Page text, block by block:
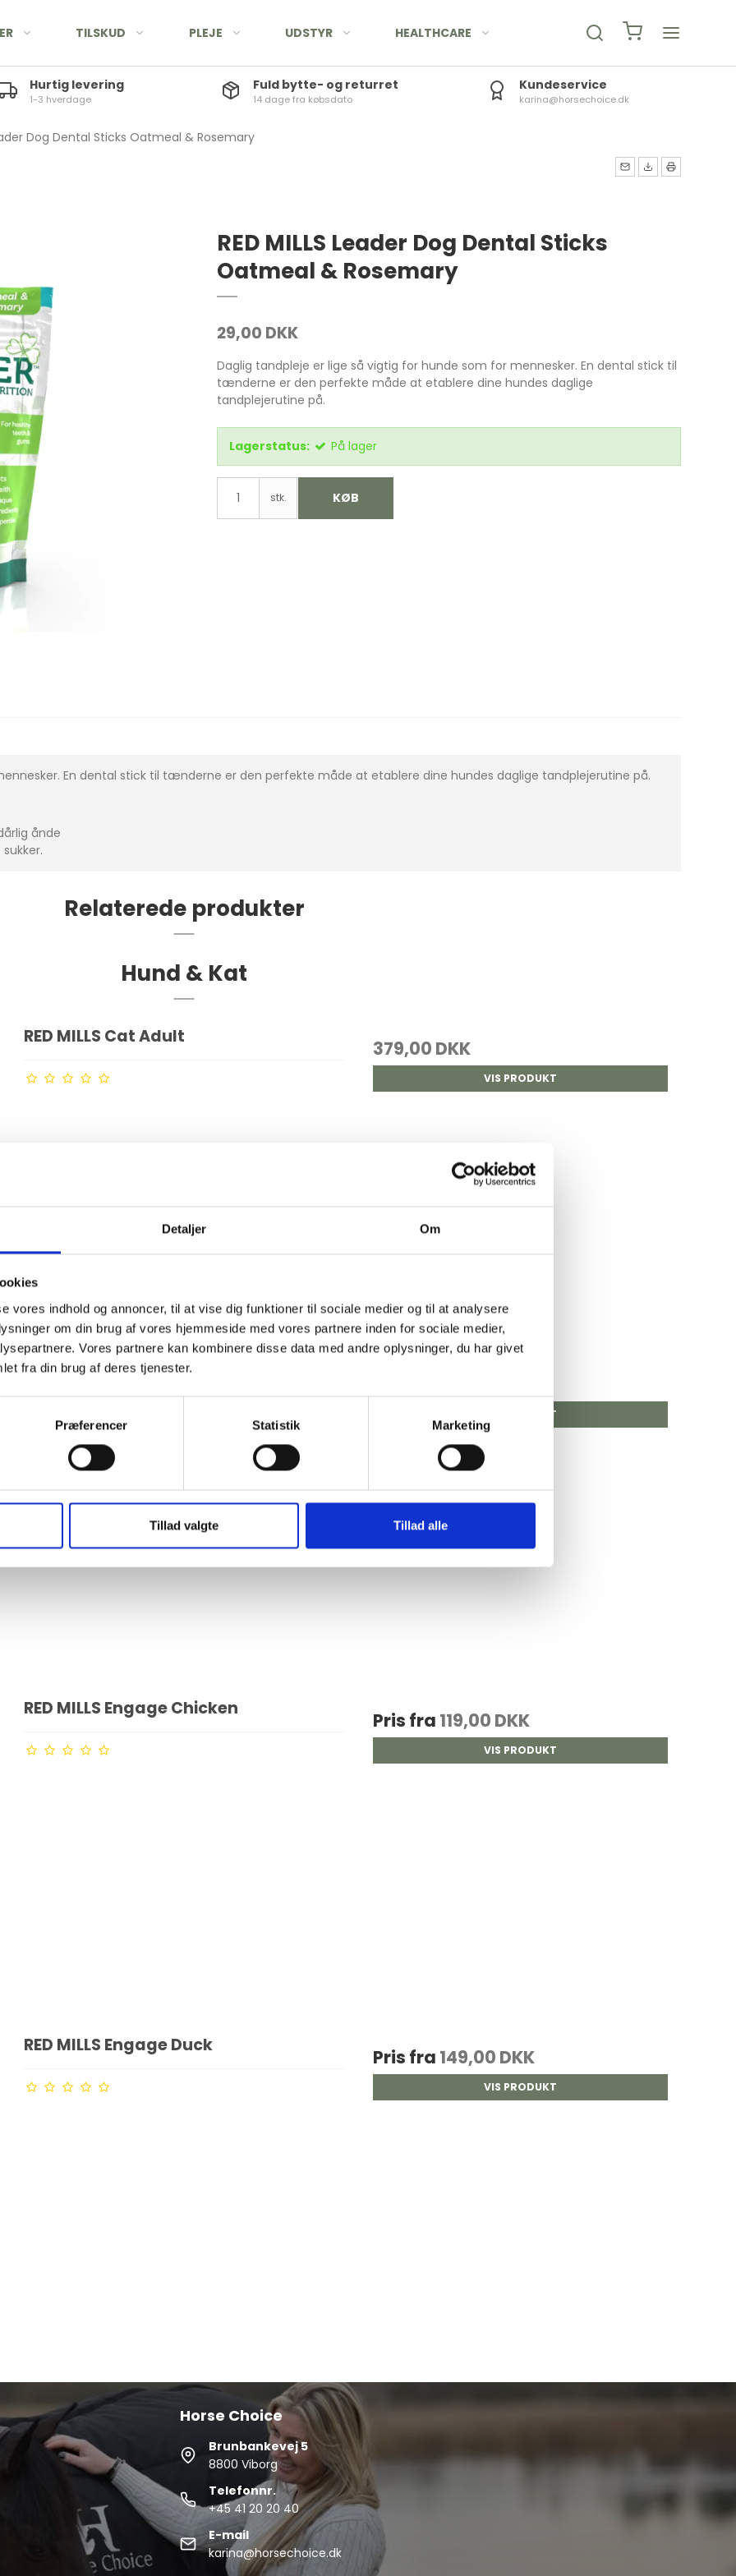
Detaljer Om
vores indhold og annoncer, til at vise dig funktioner til sociale medier og til at analysere
om din brug af vores hjemmeside med vores partnere inden for sociale medier,
Vores partnere kan kombinere disse data med andre oplysninger, du har givet
fra din brug af deres tjenester.
Præferencer Statistik Marketing
Tillad valgte Tillad alle
TILSKUD PLEJE UDSTYR HEALTHCARE
Hurtig levering
1-3 hverdage
Fuld bytte- og returret
14 dage fra købsdato
Kundeservice
karina@horsechoice.dk
Dog Dental Sticks Oatmeal & Rosemary
RED MILLS Leader Dog Dental Sticks
Oatmeal & Rosemary
29,00 DKK
Daglig tandpleje er lige så vigtig for hunde som for mennesker. En dental stick til
tænderne er den perfekte måde at etablere dine hundes daglige
tandplejerutine på.
Lagerstatus: På lager
stk. KØB
En dental stick til tænderne er den perfekte måde at etablere dine hundes daglige tandplejerutine på.
ånde
Relaterede produkter
Hund & Kat
RED MILLS Cat Adult
379,00 DKK
VIS PRODUKT
RED MILLS Engage Beef
VIS PRODUKT
RED MILLS Engage Chicken
Pris fra 119,00 DKK
VIS PRODUKT
RED MILLS Engage Duck
Pris fra 149,00 DKK
VIS PRODUKT
Horse Choice
Brunbankevej 5
8800 Viborg
Telefonnr.
+45 41 20 20 40
E-mail
karina@horsechoice.dk